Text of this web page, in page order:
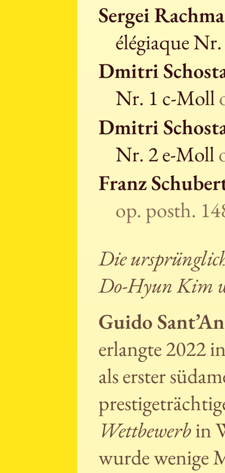
Sergei
élégiaque
Dmitri
Nr. 1 c-Moll
Dmitri
Nr. 2 e-Moll
Franz
op. posth.
Die
Do-Hyun Kim
Guido
erlangte 2022
als erster
Wettbewerbin
wurde wenige